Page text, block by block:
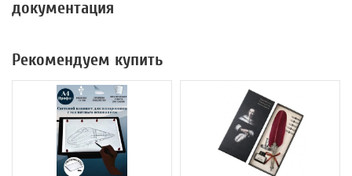
документация
Рекомендуем купить